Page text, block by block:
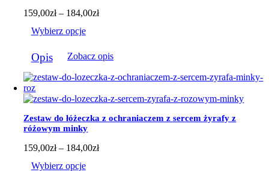
159,00zł – 184,00złZakres
do
Wybierz opcje
produkt
ma
wiele
wariantów.
Opcje
można
wybrać
na
stronie
Opis Zobacz opis
Zestaw do łóżeczka z ochraniaczem z sercem żyrafy z
różowym minky
159,00zł – 184,00złZakres
Wybierz opcje